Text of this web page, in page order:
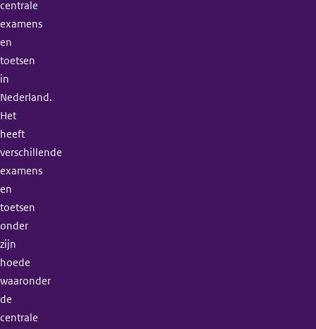
centrale
examens
en
toetsen
in
Nederland.
Het
heeft
verschillende
examens
en
toetsen
onder
zijn
hoede
waaronder
de
centrale